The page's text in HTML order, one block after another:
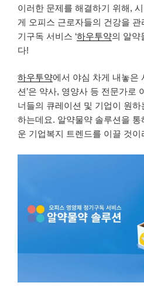
이러한 문제를 해결하기 위해,
게 오피스 근로자들의 건강을
기구독 서비스 ‘하우투약의 알약
다!
하우투약에서 야심 차게 내놓은
션’은 약사, 영양사 등 전문가로
너들의 큐레이션 및 기업이 원
하는데요. 알약물약 솔루션을 통
운 기업복지 트렌드를 이끌 것이